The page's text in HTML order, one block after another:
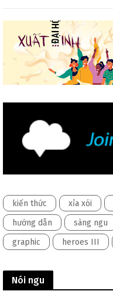
kiến thức xỉa xói
hướng dẫn
sàng ngu
graphic
heroes III
Nói ngu